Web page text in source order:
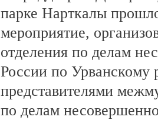
парке Нарткалы
мероприятие,
отделения по делам
России по Урванскому
представителями
по делам